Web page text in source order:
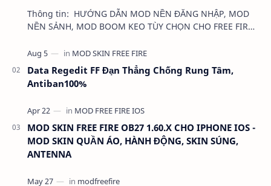
Thông tin: HƯỚNG DẪN MOD NỀN ĐĂNG NHẬP, MOD
NỀN SẢNH, MOD BOOM KEO TÙY CHỌN CHO FREE FIRE
Data Regedit FF Đạn Thẳng Chống Rung Tâm,
Antiban100%
MOD SKIN FREE FIRE OB27 1.60.X CHO IPHONE IOS -
MOD SKIN QUẦN ÁO, HÀNH ĐỘNG, SKIN SÚNG,
ANTENNA